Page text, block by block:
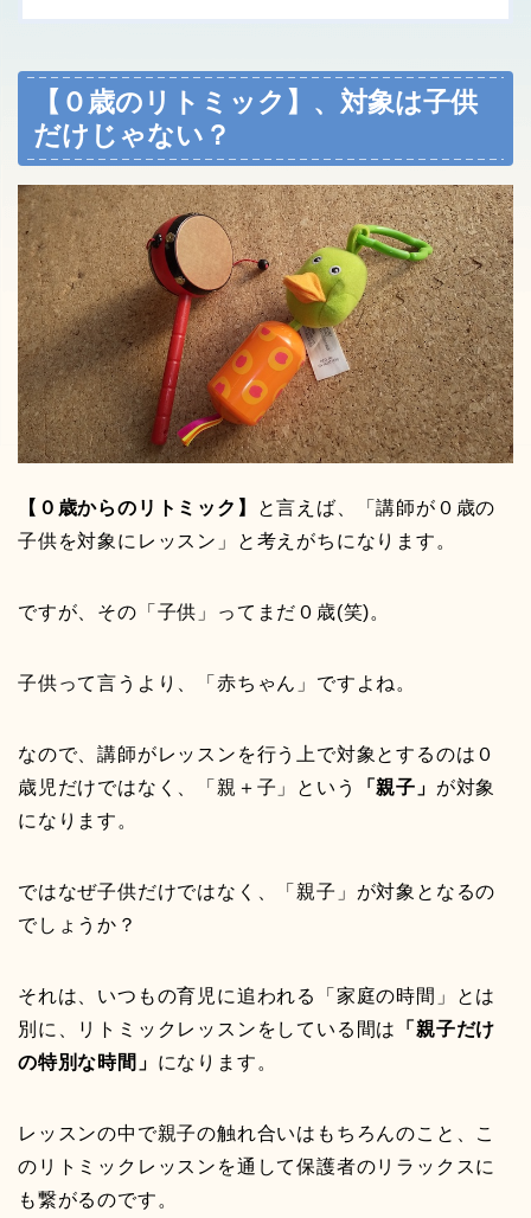
【０歳のリトミック】、対象は子供
だけじゃない？
【０歳からのリトミック】
と言えば、「講師が０歳の
子供を対象にレッスン」と考えがちになります。
ですが、その「子供」ってまだ０歳(笑)。
子供って言うより、「赤ちゃん」ですよね。
なので、講師がレッスンを行う上で対象とするのは０
歳児だけではなく、「親＋子」という
「親子」 が対象
になります。
ではなぜ子供だけではなく、「親子」が対象となるの
でしょうか？
それは、いつもの育児に追われる「家庭の時間」とは
別に、リトミックレッスンをしている間は
「親子だけ
の特別な時間」 になります。
レッスンの中で親子の触れ合いはもちろんのこと、こ
のリトミックレッスンを通して保護者のリラックスに
も繋がるのです。